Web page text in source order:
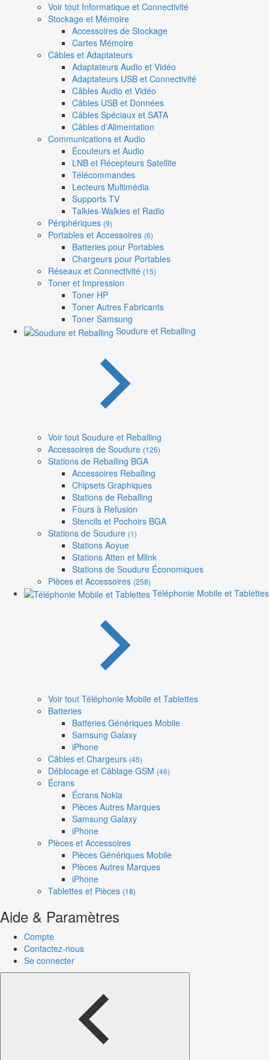
Voir tout Informatique et Connectivité
Stockage et Mémoire
Accessoires de Stockage
Cartes Mémoire
Câbles et Adaptateurs
Adaptateurs Audio et Vidéo
Adaptateurs USB et Connectivité
Câbles Audio et Vidéo
Câbles USB et Données
Câbles Spéciaux et SATA
Câbles d'Alimentation
Communications et Audio
Écouteurs et Audio
LNB et Récepteurs Satellite
Télécommandes
Lecteurs Multimédia
Supports TV
Talkies-Walkies et Radio
Périphériques (9)
Portables et Accessoires (6)
Batteries pour Portables
Chargeurs pour Portables
Réseaux et Connectivité (15)
Toner et Impression
Toner HP
Toner Autres Fabricants
Toner Samsung
Soudure et Reballing
Voir tout Soudure et Reballing
Accessoires de Soudure (126)
Stations de Reballing BGA
Accessoires Reballing
Chipsets Graphiques
Stations de Reballing
Fours à Refusion
Stencils et Pochoirs BGA
Stations de Soudure (1)
Stations Aoyue
Stations Atten et Mlink
Stations de Soudure Économiques
Pièces et Accessoires (258)
Téléphonie Mobile et Tablettes
Voir tout Téléphonie Mobile et Tablettes
Batteries
Batteries Génériques Mobile
Samsung Galaxy
iPhone
Câbles et Chargeurs (45)
Déblocage et Câblage GSM (46)
Écrans
Écrans Nokia
Pièces Autres Marques
Samsung Galaxy
iPhone
Pièces et Accessoires
Pièces Génériques Mobile
Pièces Autres Marques
iPhone
Tablettes et Pièces (18)
Aide & Paramètres
Compte
Contactez-nous
Se connecter